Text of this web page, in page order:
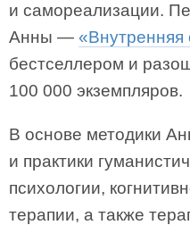
и самореализации.
Анны — «Внутренняя
бестселлером и
100 000 экземпляров.
В основе методики
и практики
психологии,
терапии, а также